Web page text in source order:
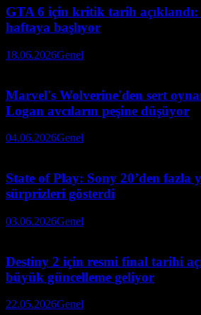
GTA 6 için kritik tarih
haftaya başlıyor
18.06.2026Genel
Marvel's Wolverine'den sert
Logan avcıların peşine düşüyor
04.06.2026Genel
State of Play: Sony 20’den fazla
sürprizleri gösterdi
03.06.2026Genel
Destiny 2 için resmi final tarihi
büyük güncelleme geliyor
22.05.2026Genel